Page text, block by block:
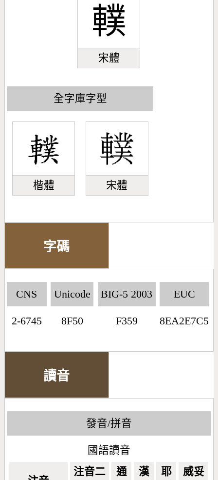
轐
宋體
全字庫字型
楷體 宋體
字碼
CNS
2-6745
Unicode
8F50
BIG-5 2003
F359
EUC
8EA2E7C5
讀音
發音/拼音
國語讀音
注音二 通 漢 耶 威妥